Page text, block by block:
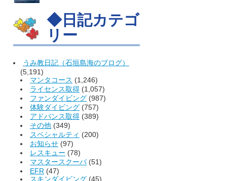
◆日記カテゴ
リー
うみ教日記（石垣島海のブログ）
(5,191)
マンタコース (1,246)
ライセンス取得 (1,057)
ファンダイビング (987)
体験ダイビング (757)
アドバンス取得 (389)
その他 (349)
スペシャルティ (200)
お知らせ (97)
レスキュー (78)
マスタースクーバ(51)
EFR (47)
スキンダイビング (45)